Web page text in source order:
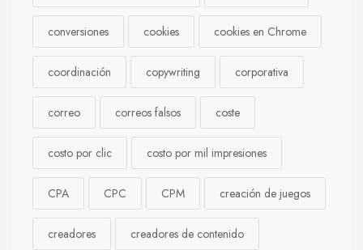
conversiones cookies cookies en Chrome
coordinación copywriting corporativa
correo correos falsos coste
costo por clic costo por mil impresiones
CPA CPC CPM creación de juegos
creadores creadores de contenido